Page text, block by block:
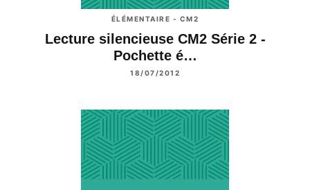
ÉLÉMENTAIRE - CM2
Lecture silencieuse CM2 Série 2 -
Pochette é…
18/07/2012